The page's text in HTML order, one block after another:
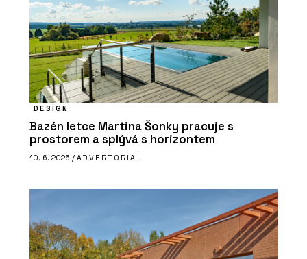
DESIGN
Bazén letce Martina Šonky pracuje s
prostorem a splývá s horizontem
10. 6. 2026 / ADVERTORIAL